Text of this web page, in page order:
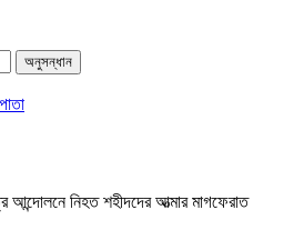
আন্দোলনে নিহত শহীদদের আত্মার মাগফেরাত